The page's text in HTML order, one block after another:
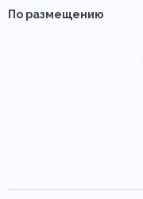
По размещению